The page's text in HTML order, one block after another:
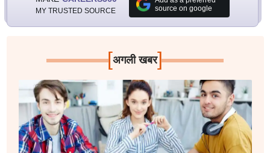
MY TRUSTED SOURCE
source on google
[अगली खबर]